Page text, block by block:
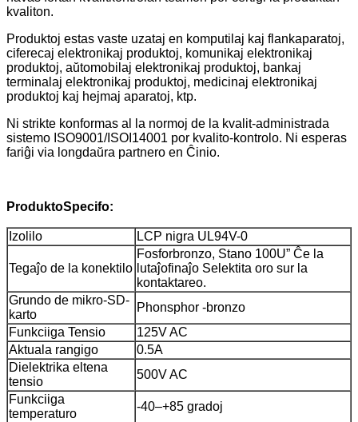
kvaliton.
Produktoj estas vaste uzataj en komputilaj kaj flankaparatoj,
ciferecaj elektronikaj produktoj, komunikaj elektronikaj
produktoj, aŭtomobilaj elektronikaj produktoj, bankaj
terminalaj elektronikaj produktoj, medicinaj elektronikaj
produktoj kaj hejmaj aparatoj, ktp.
Ni strikte konformas al la normoj de la kvalit-administrada
sistemo ISO9001/ISOI14001 por kvalito-kontrolo. Ni esperas
fariĝi via longdaŭra partnero en Ĉinio.
ProduktoSpecifo:
Izolilo LCP nigra UL94V-0
Tegaĵo de la konektilo
Fosforbronzo, Stano 100U” Ĉe la
lutaĵofinaĵo Selektita oro sur la
kontaktareo.
Grundo de mikro-SD-
karto
Phonsphor -bronzo
Funkciiga Tensio
125V AC
Aktuala rangigo
0.5A
Dielektrika eltena
tensio
500V AC
Funkciiga
temperaturo
-40–+85 gradoj